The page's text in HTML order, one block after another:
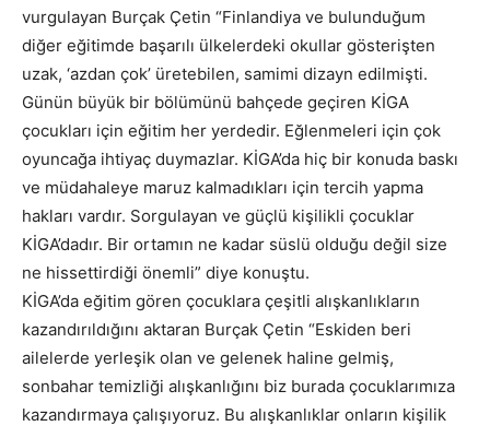
vurgulayan Burçak Çetin “Finlandiya ve bulunduğum
diğer eğitimde başarılı ülkelerdeki okullar gösterişten
uzak, ‘azdan çok’ üretebilen, samimi dizayn edilmişti.
Günün büyük bir bölümünü bahçede geçiren KİGA
çocukları için eğitim her yerdedir. Eğlenmeleri için çok
oyuncağa ihtiyaç duymazlar. KİGA’da hiç bir konuda baskı
ve müdahaleye maruz kalmadıkları için tercih yapma
hakları vardır. Sorgulayan ve güçlü kişilikli çocuklar
KİGA’dadır. Bir ortamın ne kadar süslü olduğu değil size
ne hissettirdiği önemli” diye konuştu.
KİGA’da eğitim gören çocuklara çeşitli alışkanlıkların
kazandırıldığını aktaran Burçak Çetin “Eskiden beri
ailelerde yerleşik olan ve gelenek haline gelmiş,
sonbahar temizliği alışkanlığını biz burada çocuklarımıza
kazandırmaya çalışıyoruz. Bu alışkanlıklar onların kişilik